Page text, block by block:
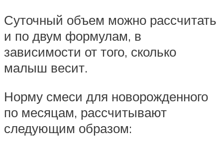
Суточный объем можно рассчитать
и по двум формулам, в
зависимости от того, сколько
малыш весит.
Норму смеси для новорожденного
по месяцам, рассчитывают
следующим образом: